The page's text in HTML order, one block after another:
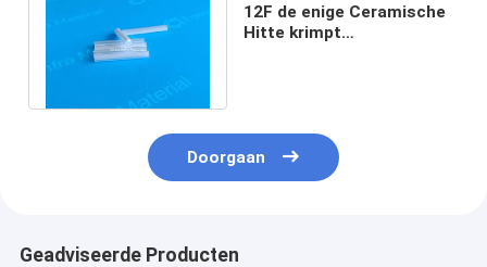
12F de enige Ceramische
Hitte krimpt
Doorgaan
Geadviseerde Producten